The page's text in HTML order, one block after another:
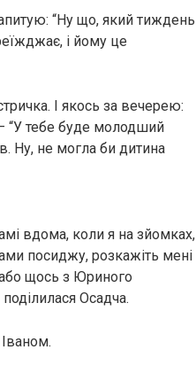
“Ну що, який тиждень
і йому це
І якось за вечерею:
“У тебе буде молодший
Ну, не могла би дитина
вдома, коли я на зйомках,
посиджу, розкажіть мені
або щось з Юриного
Осадча.